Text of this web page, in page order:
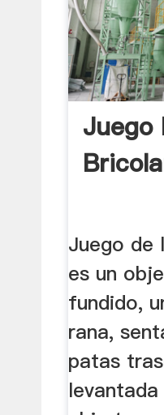
Juego
Juego de
es un
fundido,
rana,
patas